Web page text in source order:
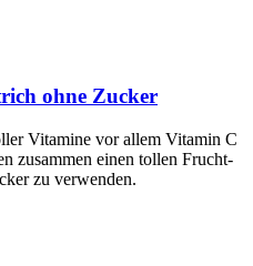
ohne Zucker
Vit­ami­ne vor allem Vit­amin C
zusam­men einen tol­len Frucht­
zu verwenden.